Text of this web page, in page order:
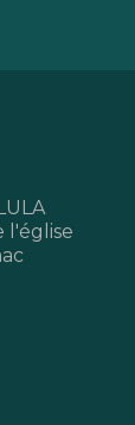
l'église